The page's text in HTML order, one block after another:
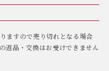
ますので売り切れとなる場合
返品・交換はお受けできません